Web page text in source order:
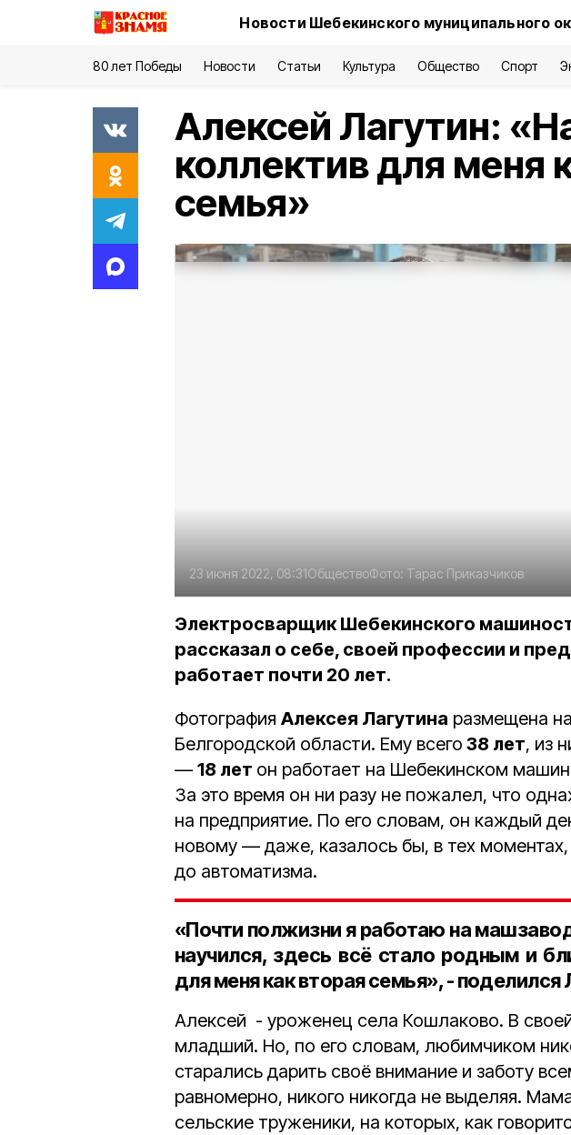
Новости Шебекинского муниципального
80 лет Победы Новости Статьи Культура Общество Спорт
Алексей Лагутин:
коллектив для меня
семья»
23 июня 2022, 08:31ОбществоФото: Тарас Приказчиков
Электросварщик Шебекинского
рассказал о себе, своей профессии и
работает почти 20 лет.
Фотография Алексея Лагутина размещена
Белгородской области. Ему всего 38 лет, из
— 18 лет он работает на Шебекинском
За это время он ни разу не пожалел, что
на предприятие. По его словам, он каждый
новому — даже, казалось бы, в тех
до автоматизма.
«Почти полжизни я работаю на
научился, здесь всё стало родным и
для меня как вторая семья», - поделился
Алексей - уроженец села Кошлаково. В
младший. Но, по его словам, любимчиком
старались дарить своё внимание и заботу
равномерно, никого никогда не выделяя.
сельские труженики, на которых, как